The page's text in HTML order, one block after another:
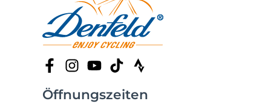
Öffnungszeiten